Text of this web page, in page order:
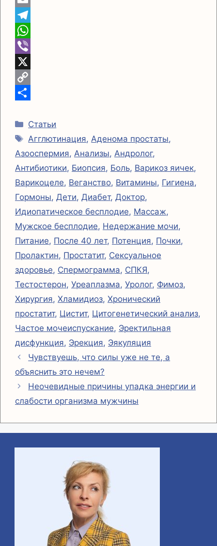
E
m
a
T
e
e
g
a
m
W
h
a
A
p
p
V
b
r
X
C
p
y
L
i
n
k
т
п
р
а
в
и
т
ь
Рубрики
Статьи
Метки
Агглютинация, Аденома простаты,
Азооспермия, Анализы, Андролог,
Антибиотики, Биопсия, Боль, Варикоз яичек,
Варикоцеле, Веганство, Витамины, Гигиена,
Гормоны, Дети, Диабет, Доктор,
Идиопатическое бесплодие, Массаж,
Мужское бесплодие, Недержание мочи,
Питание, После 40 лет, Потенция, Почки,
Пролактин, Простатит, Сексуальное
здоровье, Спермограмма, СПКЯ,
Тестостерон, Уреаплазма, Уролог, Фимоз,
Хирургия, Хламидиоз, Хронический
простатит, Цистит, Цитогенетический анализ,
Частое мочеиспускание, Эректильная
дисфункция, Эрекция, Эякуляция
Чувствуешь, что силы уже не те, а
объяснить это нечем?
Неочевидные причины упадка энергии и
слабости организма мужчины